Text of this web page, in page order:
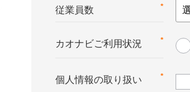
*
従業員数
*
カオナビご利用状況
*
個人情報の取り扱い